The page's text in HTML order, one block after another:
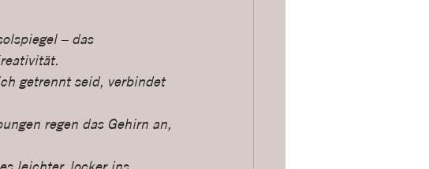
– das
getrennt seid, verbindet
regen das Gehirn an,